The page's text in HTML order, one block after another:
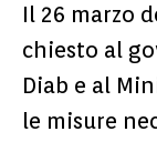
Il 26 marzo
chiesto al
Diab e al
le misure